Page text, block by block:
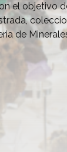
el objetivo
de